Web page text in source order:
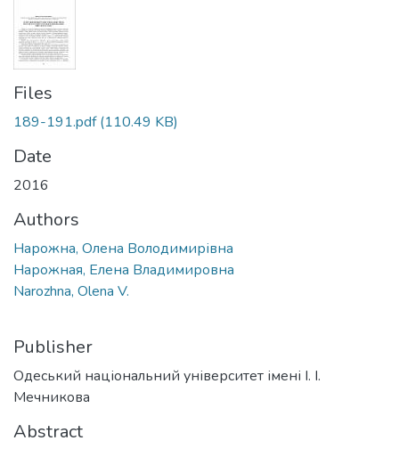
Files
189-191.pdf(110.49 KB)
Date
2016
Authors
Нарожна, Олена Володимирівна
Нарожная, Елена Владимировна
Narozhna, Olena V.
Publisher
Одеський національний університет імені І. І.
Мечникова
Abstract